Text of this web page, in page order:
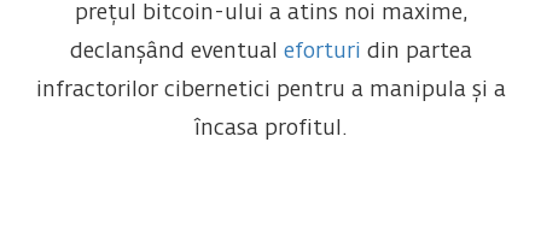
prețul bitcoin-ului a atins noi maxime,
declanșând eventual eforturi din partea
infractorilor cibernetici pentru a manipula și a
încasa profitul.